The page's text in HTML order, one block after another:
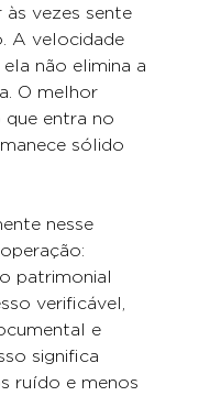
vezes sente
A velocidade
não elimina a
O melhor
que entra no
sólido
nesse
patrimonial
verificável,
e
significa
ruído e menos